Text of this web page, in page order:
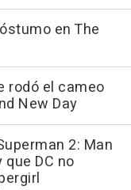
en The
rodó el cameo
New Day
2: Man
DC no